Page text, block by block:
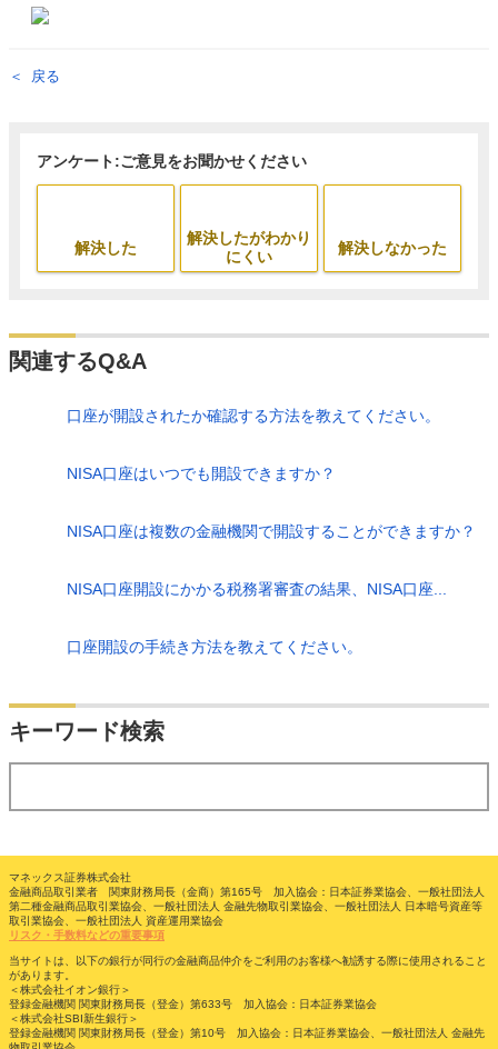
戻る
アンケート:ご意見をお聞かせください
解決した
解決したがわかり
にくい
解決しなかった
関連するQ&A
口座が開設されたか確認する方法を教えてください。
NISA口座はいつでも開設できますか？
NISA口座は複数の金融機関で開設することができますか？
NISA口座開設にかかる税務署審査の結果、NISA口座...
口座開設の手続き方法を教えてください。
キーワード検索
マネックス証券株式会社
金融商品取引業者 関東財務局長（金商）第165号 加入協会：日本証券業協会、一般社団法人
第二種金融商品取引業協会、一般社団法人 金融先物取引業協会、一般社団法人 日本暗号資産等
取引業協会、一般社団法人 資産運用業協会
リスク・手数料などの重要事項
当サイトは、以下の銀行が同行の金融商品仲介をご利用のお客様へ勧誘する際に使用されること
があります。
＜株式会社イオン銀行＞
登録金融機関 関東財務局長（登金）第633号 加入協会：日本証券業協会
＜株式会社SBI新生銀行＞
登録金融機関 関東財務局長（登金）第10号 加入協会：日本証券業協会、一般社団法人 金融先